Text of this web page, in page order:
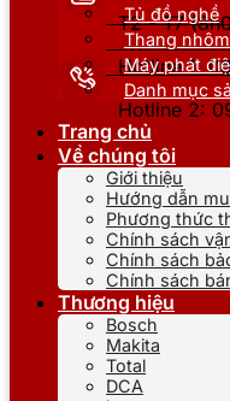
T2 - T7
Hotline 1:
Hotline 2:
Tủ đồ nghề
Thang nhôm
Máy phát
Danh mục
Trang chủ
Về chúng tôi
Giới thiệu
Hướng dẫn
Phương thức
Chính sách
Chính sách
Chính sách
Thương hiệu
Bosch
Makita
Total
DCA